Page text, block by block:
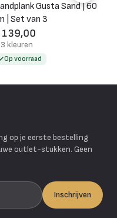
Gusta Sand | 60
| Set van 3
kleuren
Op voorraad
op je eerste bestelling
outlet-stukken. Geen
Inschrijven